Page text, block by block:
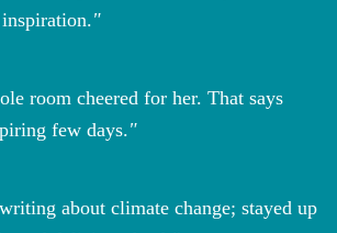
room cheered for her. That says
few days.
about climate change; stayed up